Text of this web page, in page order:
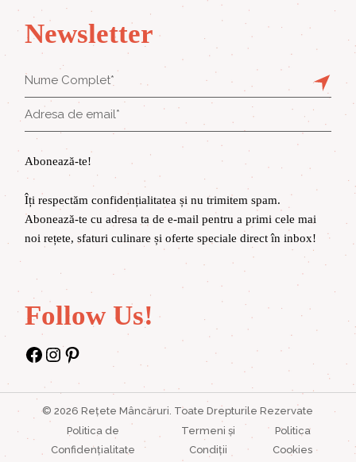
Newsletter
Abonează-te!
Îți respectăm confidențialitatea și nu trimitem spam.
Abonează-te cu adresa ta de e-mail pentru a primi cele mai
noi rețete, sfaturi culinare și oferte speciale direct în inbox!
Follow Us!
Facebook
Instagram
Pinterest
©2026 Rețete Mâncăruri . Toate Drepturile Rezervate
Politica de
Confidențialitate
Termeni și
Condiții
Politica
Cookies